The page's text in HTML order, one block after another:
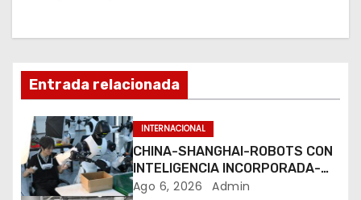
c
ó
n
d
Entrada relacionada
INTERNACIONAL
CHINA-SHANGHAI-ROBOTS CON
INTELIGENCIA INCORPORADA-
ENTRENAMIENTO
Ago 6, 2026 Admin